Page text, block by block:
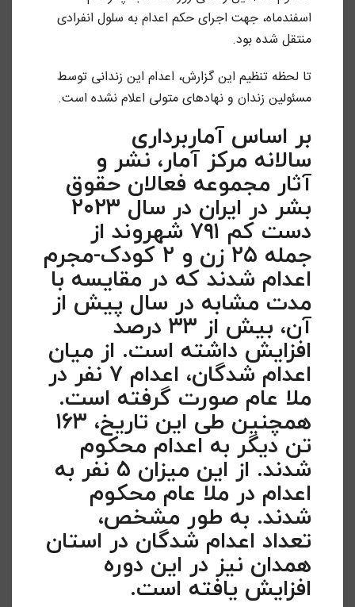
اسفندماه، جهت اجرای حکم اعدام به سلول انفرادی
منتقل شده بود.
تا لحظه تنظیم این گزارش، اعدام این زندانی توسط
مسئولین زندان و نهادهای متولی اعلام نشده است.
بر اساس آماربرداری
سالانه مرکز آمار، نشر و
آثار مجموعه فعالان حقوق
بشر در ایران در سال ۲۰۲۳
دست کم ۷۹۱ شهروند از
جمله ۲۵ زن و ۲ کودک-مجرم
اعدام شدند که در مقایسه با
مدت مشابه در سال پیش از
آن، بیش از ۳۳ درصد
افزایش داشته است. از میان
اعدام شدگان، اعدام ۷ نفر در
ملا عام صورت گرفته است.
همچنین طی این تاریخ، ۱۶۳
تن دیگر به اعدام محکوم
شدند. از این میزان ۵ نفر به
اعدام در ملا عام محکوم
شدند. به طور مشخص،
تعداد اعدام شدگان در استان
همدان نیز در این دوره
افزایش یافته است.